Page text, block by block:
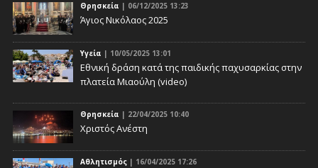
Θρησκεία | 06/12/2025 13:23
Άγιος Νικόλαος 2025
Υγεία | 10/05/2025 13:01
Eθνική δράση κατά της παιδικής παχυσαρκίας στην
πλατεία Μιαούλη (video)
Θρησκεία | 22/04/2025 10:40
Χριστός Ανέστη
Αθλητισμός | 16/04/2025 17:26